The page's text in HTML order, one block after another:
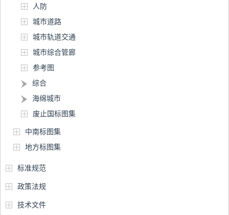
人防
城市道路
城市轨道交通
城市综合管廊
参考图
综合
海绵城市
废止国标图集
中南标图集
地方标图集
标准规范
政策法规
技术文件